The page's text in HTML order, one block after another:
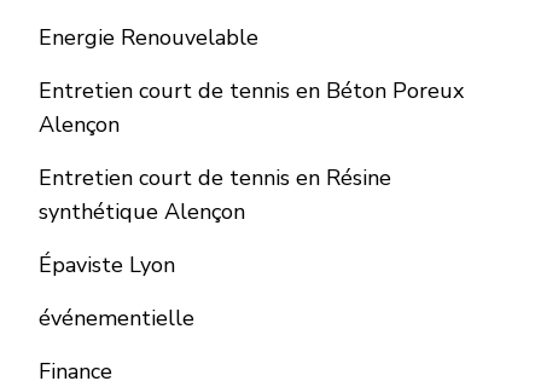
Energie Renouvelable
Entretien court de tennis en Béton Poreux
Alençon
Entretien court de tennis en Résine
synthétique Alençon
Épaviste Lyon
événementielle
Finance